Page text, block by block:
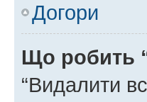
Догори
Що робить
“Видалити